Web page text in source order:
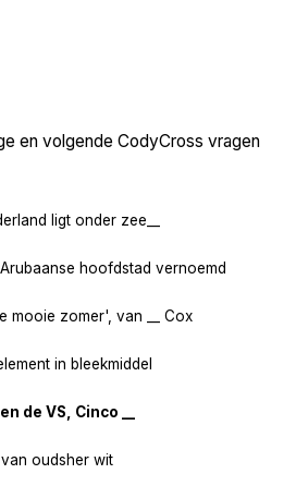
en volgende CodyCross vragen
ligt onder zee__
hoofdstad vernoemd
mooie zomer', van __ Cox
in bleekmiddel
de VS, Cinco __
oudsher wit